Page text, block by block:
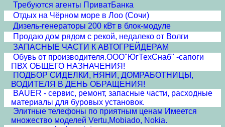
Требуются агенты ПриватБанка
Отдых на Чёрном море в Лоо (Сочи)
Дизель-генераторы 200 кВт в блок-модуле
Продаю дом рядом с рекой, недалеко от Волги
ЗАПАСНЫЕ ЧАСТИ К АВТОГРЕЙДЕРАМ
Обувь от производителя.ООО"ЮгТехСнаб" -сапоги
ПВХ ОБЩЕГО НАЗНАЧЕНИЯ!
ПОДБОР СИДЕЛКИ, НЯНИ, ДОМРАБОТНИЦЫ,
ВОДИТЕЛЯ В ДЕНЬ ОБРАЩЕНИЯ!
BAUER - сервис, ремонт, запасные части, расходные
материалы для буровых установок.
Элитные телефоны по приятным ценам Имеется
множество моделей Vertu,Mobiado, Nokia.